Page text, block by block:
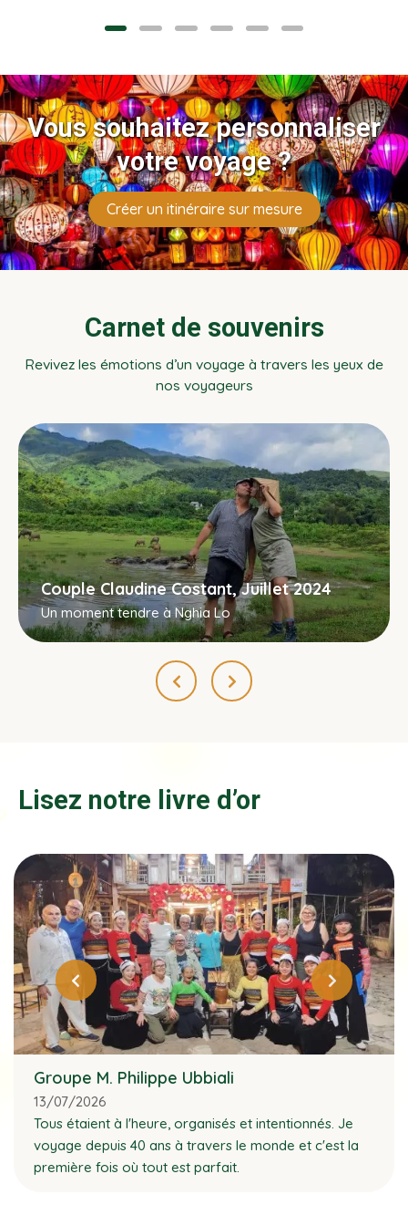
Vous souhaitez personnaliser
votre voyage ?
Créer un itinéraire sur mesure
Carnet de souvenirs
Revivez les émotions d’un voyage à travers les yeux de
nos voyageurs
Couple Claudine Costant, Juillet 2024
Un moment tendre à Nghia Lo
Lisez notre livre d’or
Groupe M. Philippe Ubbiali
13/07/2026
Tous étaient à l'heure, organisés et intentionnés. Je
voyage depuis 40 ans à travers le monde et c'est la
première fois où tout est parfait.